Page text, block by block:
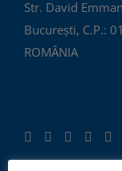
Str. David
București, C.P.:
ROMÂNIA